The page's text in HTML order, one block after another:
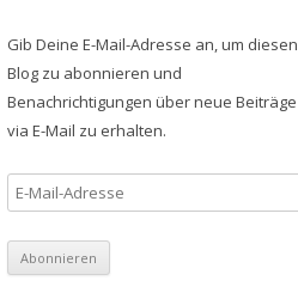
n
a
c
Gib Deine E-Mail-Adresse an, um diesen
Blog zu abonnieren und
Benachrichtigungen über neue Beiträge
via E-Mail zu erhalten.
-
M
a